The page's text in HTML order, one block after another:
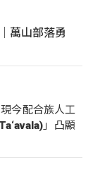
萬山部落勇
今配合族人工
」凸顯